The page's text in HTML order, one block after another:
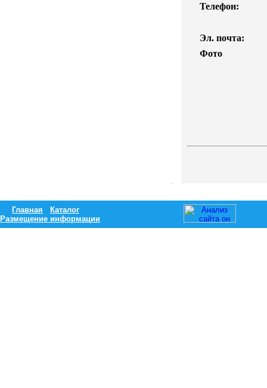
Телефон:
Эл. почта:
Фото
Главная
Каталог
Размещение информации